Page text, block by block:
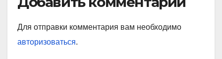
Для отправки комментария вам необходимо
авторизоваться.